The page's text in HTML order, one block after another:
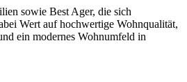
sowie Best Ager, die sich
Wert auf hochwertige Wohnqualität,
ein modernes Wohnumfeld in